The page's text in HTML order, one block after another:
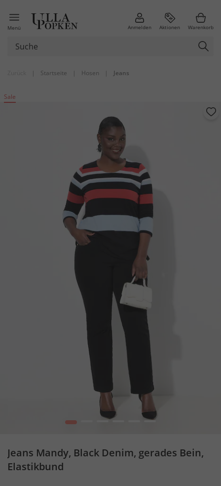
Menü Anmelden Aktionen Warenkorb
| Startseite | Hosen | Jeans
Sale
1
Jeans Mandy, Black Denim, gerades Bein,
Elastikbund